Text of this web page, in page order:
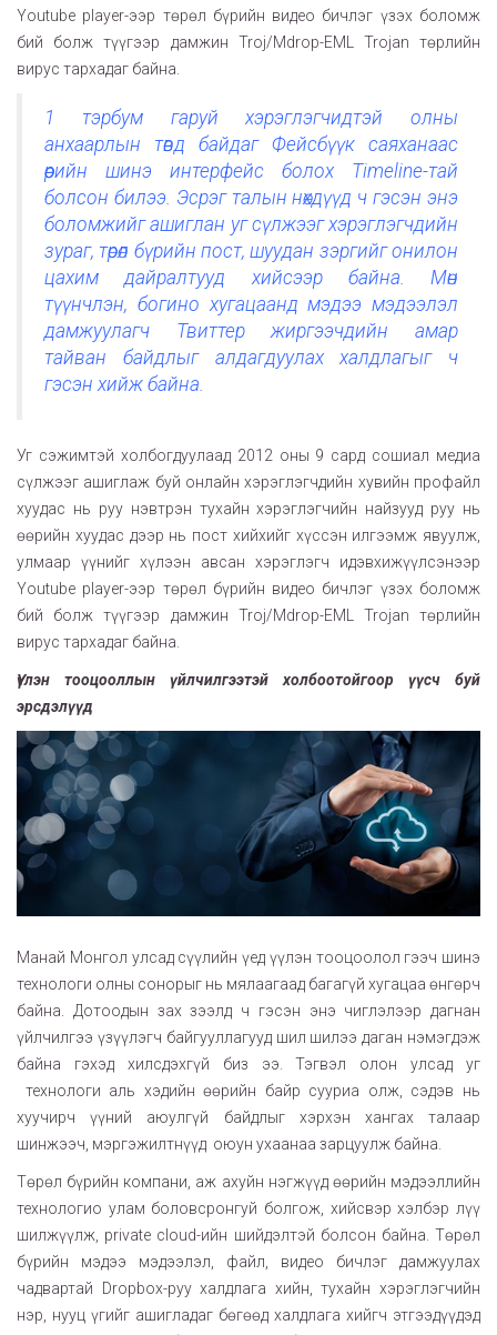
Youtube player-ээр төрөл бүрийн видео бичлэг үзэх боломж
бий болж түүгээр дамжин Troj/Mdrop-EML Trojan төрлийн
вирус тархадаг байна.
1 тэрбум гаруй хэрэглэгчидтэй олны
анхаарлын төвд байдаг Фейсбүүк саяханаас
өөрийн шинэ интерфейс болох Timeline-тай
болсон билээ. Эсрэг талын нөхдүүд ч гэсэн энэ
боломжийг ашиглан уг сүлжээг хэрэглэгчдийн
зураг, төрөл бүрийн пост, шуудан зэргийг онилон
цахим дайралтууд хийсээр байна. Мөн
түүнчлэн, богино хугацаанд мэдээ мэдээлэл
дамжуулагч Твиттер жиргээчдийн амар
тайван байдлыг алдагдуулах халдлагыг ч
гэсэн хийж байна.
Уг сэжимтэй холбогдуулаад 2012 оны 9 сард сошиал медиа
сүлжээг ашиглаж буй онлайн хэрэглэгчдийн хувийн профайл
хуудас нь руу нэвтрэн тухайн хэрэглэгчийн найзууд руу нь
өөрийн хуудас дээр нь пост хийхийг хүссэн илгээмж явуулж,
улмаар үүнийг хүлээн авсан хэрэглэгч идэвхижүүлсэнээр
Youtube player-ээр төрөл бүрийн видео бичлэг үзэх боломж
бий болж түүгээр дамжин Troj/Mdrop-EML Trojan төрлийн
вирус тархадаг байна.
Үүлэн тооцооллын үйлчилгээтэй холбоотойгоор үүсч буй
эрсдэлүүд
Манай Монгол улсад сүүлийн үед үүлэн тооцоолол гээч шинэ
технологи олны сонорыг нь мялаагаад багагүй хугацаа өнгөрч
байна. Дотоодын зах зээлд ч гэсэн энэ чиглэлээр дагнан
үйлчилгээ үзүүлэгч байгууллагууд шил шилээ даган нэмэгдэж
байна гэхэд хилсдэхгүй биз ээ. Тэгвэл олон улсад уг
технологи аль хэдийн өөрийн байр сууриа олж, сэдэв нь
хуучирч үүний аюулгүй байдлыг хэрхэн хангах талаар
шинжээч, мэргэжилтнүүд оюун ухаанаа зарцуулж байна.
Төрөл бүрийн компани, аж ахуйн нэгжүүд өөрийн мэдээллийн
технологио улам боловсронгуй болгож, хийсвэр хэлбэр лүү
шилжүүлж, private cloud-ийн шийдэлтэй болсон байна. Төрөл
бүрийн мэдээ мэдээлэл, файл, видео бичлэг дамжуулах
чадвартай Dropbox-руу халдлага хийн, тухайн хэрэглэгчийн
нэр, нууц үгийг ашигладаг бөгөөд халдлага хийгч этгээдүүдэд